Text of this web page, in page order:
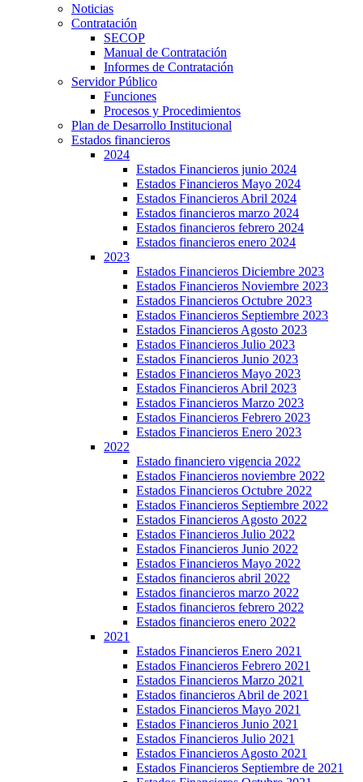
Noticias
Contratación
SECOP
Manual de Contratación
Informes de Contratación
Servidor Público
Funciones
Procesos y Procedimientos
Plan de Desarrollo Institucional
Estados financieros
2024
Estados Financieros junio 2024
Estados Financieros Mayo 2024
Estados Financieros Abril 2024
Estados financieros marzo 2024
Estados financieros febrero 2024
Estados financieros enero 2024
2023
Estados Financieros Diciembre 2023
Estados Financieros Noviembre 2023
Estados Financieros Octubre 2023
Estados Financieros Septiembre 2023
Estados Financieros Agosto 2023
Estados Financieros Julio 2023
Estados Financieros Junio 2023
Estados Financieros Mayo 2023
Estados Financieros Abril 2023
Estados Financieros Marzo 2023
Estados Financieros Febrero 2023
Estados Financieros Enero 2023
2022
Estado financiero vigencia 2022
Estados Financieros noviembre 2022
Estados Financieros Octubre 2022
Estados Financieros Septiembre 2022
Estados Financieros Agosto 2022
Estados Financieros Julio 2022
Estados Financieros Junio 2022
Estados Financieros Mayo 2022
Estados financieros abril 2022
Estados financieros marzo 2022
Estados financieros febrero 2022
Estados financieros enero 2022
2021
Estados Financieros Enero 2021
Estados Financieros Febrero 2021
Estados Financieros Marzo 2021
Estados financieros Abril de 2021
Estados Financieros Mayo 2021
Estados Financieros Junio 2021
Estados Financieros Julio 2021
Estados Financieros Agosto 2021
Estados Financieros Septiembre de 2021